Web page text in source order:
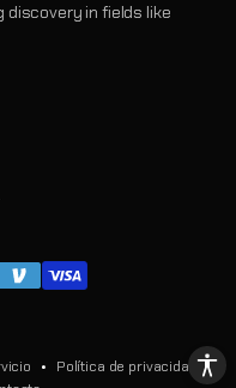
discovery in fields like
Política de privacidad